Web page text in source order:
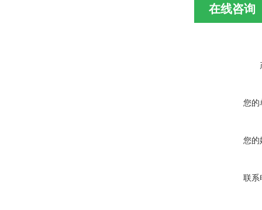
在线咨询
您的
您的
联系